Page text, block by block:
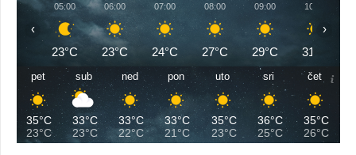
05:00
23°C
06:00
23°C
07:00
24°C
08:00
27°C
09:00
29°C
10:00
31°C
‹ ›
pet
35°C
23°C
sub
33°C
23°C
ned
33°C
22°C
pon
33°C
21°C
uto
35°C
23°C
sri
36°C
25°C
čet
35°C
26°C